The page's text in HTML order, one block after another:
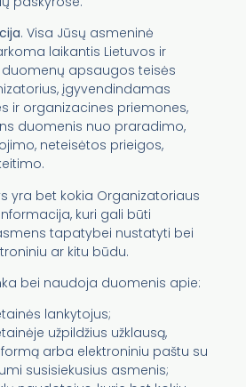
. Visa Jūsų asmeninė
laikantis Lietuvos ir
duomenų apsaugos teisės
įgyvendindamas
ir organizacines priemones,
duomenis nuo praradimo,
neteisėtos prieigos,
yra bet kokia Organizatoriaus
kuri gali būti
tapatybei nustatyti bei
ar kitu būdu.
bei naudoja duomenis apie:
lankytojus;
užpildžius užklausą,
arba elektroniniu paštu su
susisiekusius asmenis;